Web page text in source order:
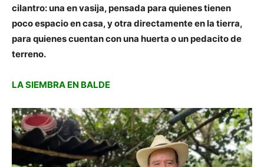
cilantro: una en vasija, pensada para quienes tienen
poco espacio en casa, y otra directamente en la tierra,
para quienes cuentan con una huerta o un pedacito de
terreno.
LA SIEMBRA EN BALDE